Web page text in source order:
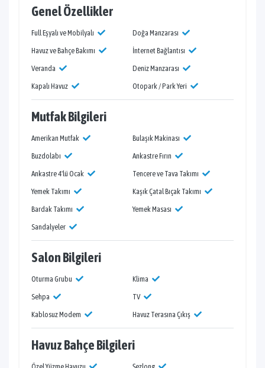
Genel Özellikler
Full Eşyalı ve Mobilyalı
Doğa Manzarası
Havuz ve Bahçe Bakımı
İnternet Bağlantısı
Veranda
Deniz Manzarası
Kapalı Havuz
Otopark / Park Yeri
Mutfak Bilgileri
Amerikan Mutfak
Bulaşık Makinası
Buzdolabı
Ankastre Fırın
Ankastre 4'lü Ocak
Tencere ve Tava Takımı
Yemek Takımı
Kaşık Çatal Bıçak Takımı
Bardak Takımı
Yemek Masası
Sandalyeler
Salon Bilgileri
Oturma Grubu
Klima
Sehpa
TV
Kablosuz Modem
Havuz Terasına Çıkış
Havuz Bahçe Bilgileri